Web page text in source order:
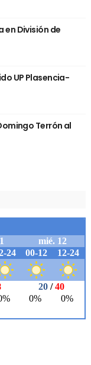
en División de
UP Plasencia-
Terrón al